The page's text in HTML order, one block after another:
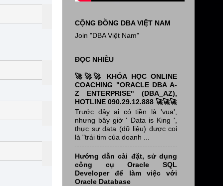
CỘNG ĐỒNG DBA VIỆT NAM
Join "DBA Việt Nam"
ĐỌC NHIỀU
🚀🚀🚀 KHÓA HỌC ONLINE
COACHING "ORACLE DBA A-
Z ENTERPRISE" (DBA_AZ),
HOTLINE 090.29.12.888 🚀🚀🚀
Trước đây ai có tiền là 'vua',
nhưng bây giờ ' Data is King ',
thực sự data (dữ liệu) được coi
là "trái tim của doanh ...
Hướng dẫn cài đặt, sử dụng
công cụ Oracle SQL
Developer để làm việc với
Oracle Database